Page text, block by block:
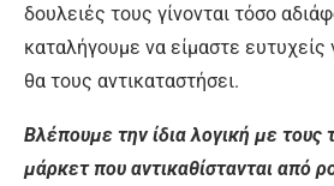
δουλειές τους γίνονται τόσο
καταλήγουμε να είμαστε ευτυχείς
θα τους αντικαταστήσει.
Βλέπουμε την ίδια λογική με τους
μάρκετ που αντικαθίστανται από